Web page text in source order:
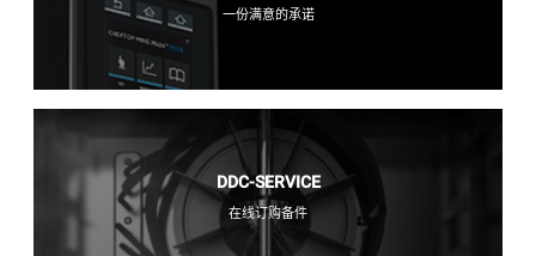
一份满意的承诺
DDC-SERVICE
在线订购备件